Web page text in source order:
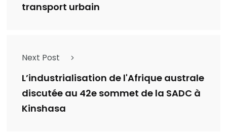
transport urbain
Next Post
L’industrialisation de l'Afrique australe
discutée au 42e sommet de la SADC à
Kinshasa